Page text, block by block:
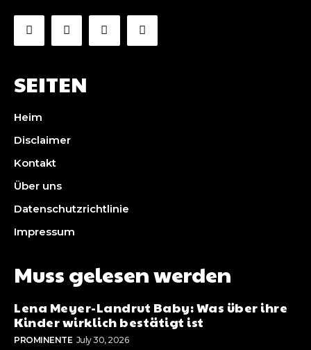
SEITEN
Heim
Disclaimer
Kontakt
Über uns
Datenschutzrichtlinie
Impressum
Muss gelesen werden
Lena Meyer-Landrut Baby: Was über ihre
Kinder wirklich bestätigt ist
PROMINENTE July 30, 2026